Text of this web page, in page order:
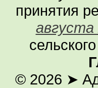
принятия
августа
© 2026 ➤